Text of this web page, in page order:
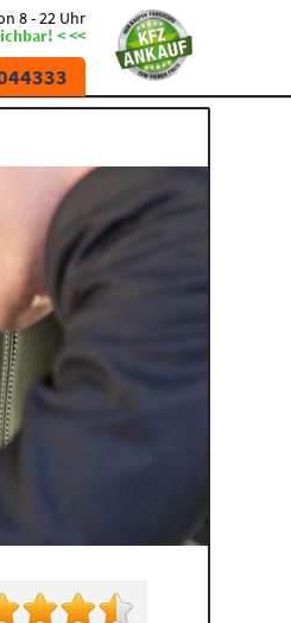
8 - 22 Uhr
< <<